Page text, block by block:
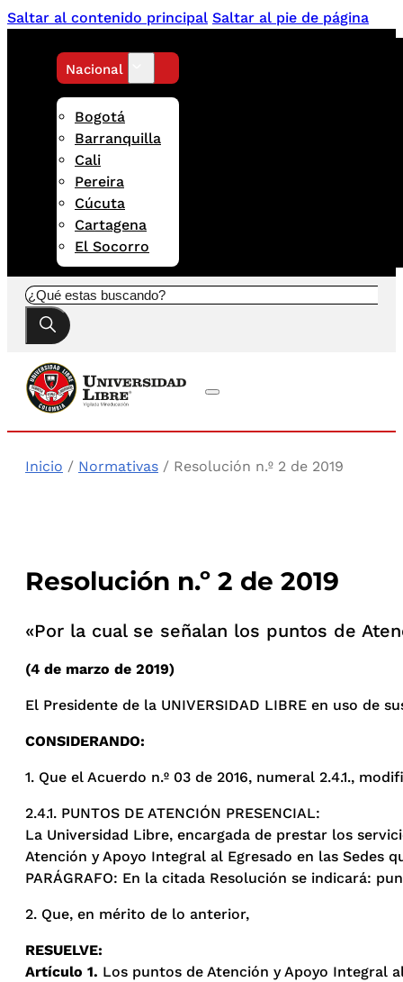
Saltar al contenido principal Saltar al pie de página
Nacional
Bogotá
Barranquilla
Cali
Pereira
Cúcuta
Cartagena
El Socorro
Buscar
Inicio / Normativas / Resolución n.º 2 de 2019
Resolución n.º 2 de 2019
«Por la cual se señalan los puntos de
(4 de marzo de 2019)
El Presidente de la UNIVERSIDAD LIBRE en uso de
CONSIDERANDO:
1. Que el Acuerdo n.º 03 de 2016, numeral 2.4.1.,
2.4.1. PUNTOS DE ATENCIÓN PRESENCIAL:
La Universidad Libre, encargada de prestar los
Atención y Apoyo Integral al Egresado en las Sedes
PARÁGRAFO: En la citada Resolución se indicará:
2. Que, en mérito de lo anterior,
RESUELVE:
Artículo 1. Los puntos de Atención y Apoyo Integral